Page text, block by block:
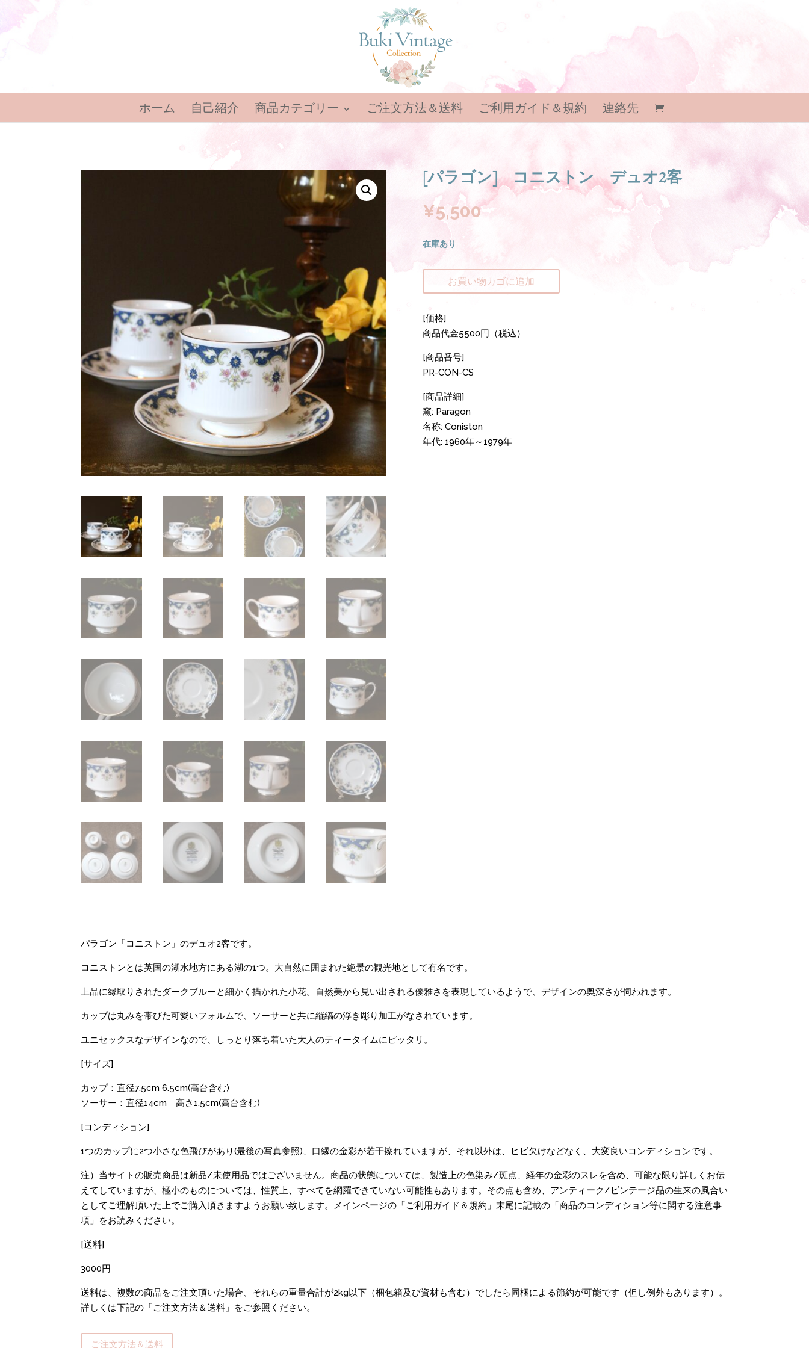
ホーム 自己紹介 商品カテゴリー ご注文方法＆送料 ご利用ガイド＆規約 連絡先
[パラゴン] コニストン デュオ2客
¥5,500
在庫あり
お買い物カゴに追加
[価格]
商品代金5500円（税込）
[商品番号]
PR-CON-CS
[商品詳細]
窯: Paragon
名称: Coniston
年代: 1960年～1979年
パラゴン「コニストン」のデュオ2客です。
コニストンとは英国の湖水地方にある湖の1つ。大自然に囲まれた絶景の観光地として有名です。
上品に縁取りされたダークブルーと細かく描かれた小花。自然美から見い出される優雅さを表現しているようで、デザインの奥深さが伺われます。
カップは丸みを帯びた可愛いフォルムで、ソーサーと共に縦縞の浮き彫り加工がなされています。
ユニセックスなデザインなので、しっとり落ち着いた大人のティータイムにピッタリ。
[サイズ]
カップ：直径7.5cm 6.5cm(高台含む)
ソーサー：直径14cm 高さ1.5cm(高台含む)
[コンディション]
1つのカップに2つ小さな色飛びがあり(最後の写真参照)、口縁の金彩が若干擦れていますが、それ以外は、ヒビ欠けなどなく、大変良いコンディションです。
注）当サイトの販売商品は新品/未使用品ではございません。商品の状態については、製造上の色染み/斑点、経年の金彩のスレを含め、可能な限り詳しくお伝
えてしていますが、極小のものについては、性質上、すべてを網羅できていない可能性もあります。その点も含め、アンティーク/ビンテージ品の生来の風合い
としてご理解頂いた上でご購入頂きますようお願い致します。メインページの「ご利用ガイド＆規約」末尾に記載の「商品のコンディション等に関する注意事
項」をお読みください。
[送料]
3000円
送料は、複数の商品をご注文頂いた場合、それらの重量合計が2kg以下（梱包箱及び資材も含む）でしたら同梱による節約が可能です（但し例外もあります）。
詳しくは下記の「ご注文方法＆送料」をご参照ください。
ご注文方法＆送料